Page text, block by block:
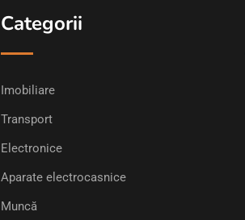
Categorii
Imobiliare
Transport
Electronice
Aparate electrocasnice
Muncă